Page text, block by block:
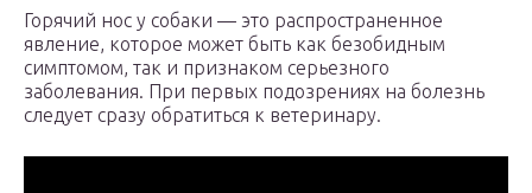
Горячий нос у собаки — это распространенное
явление, которое может быть как безобидным
симптомом, так и признаком серьезного
заболевания. При первых подозрениях на болезнь
следует сразу обратиться к ветеринару.